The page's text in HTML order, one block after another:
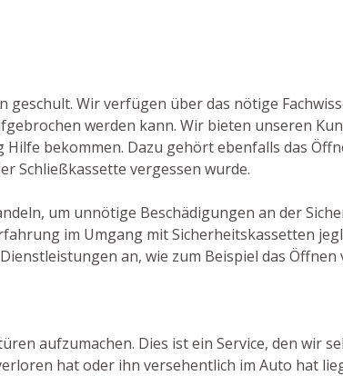
Wir verfügen über das nötige
werden kann. Wir bieten unseren
bekommen. Dazu gehört ebenfalls das
Schließkassette vergessen wurde.
um unnötige Beschädigungen an der
im Umgang mit Sicherheitskassetten
an, wie zum Beispiel das Öffnen
aufzumachen. Dies ist ein Service, den wir
hat oder ihn versehentlich im Auto hat